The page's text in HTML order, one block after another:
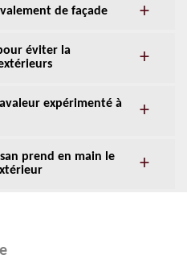
de façade
éviter la
expérimenté à
prend en main le